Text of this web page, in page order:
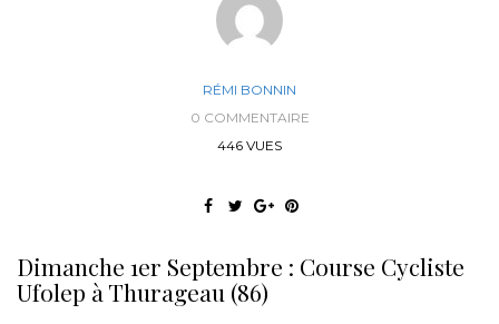
RÉMI BONNIN
0 COMMENTAIRE
446 VUES
Dimanche 1er Septembre : Course Cycliste
Ufolep à Thurageau (86)